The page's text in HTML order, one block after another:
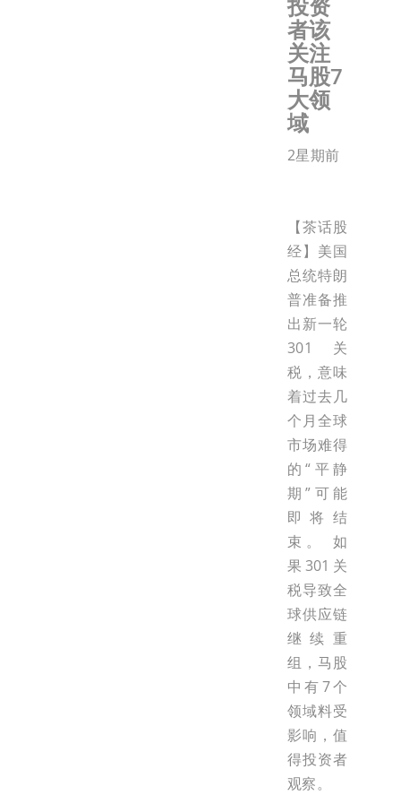
投资
者该
关注
马股7
大领
域
2星期前
【茶话股
经】美国
总统特朗
普准备推
出新一轮
301关
税，意味
着过去几
个月全球
市场难得
的“平静
期”可能
即将结
束。 如
果301关
税导致全
球供应链
继续重
组，马股
中有7个
领域料受
影响，值
得投资者
观察。